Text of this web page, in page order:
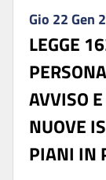
Gio 22 Gen
LEGGE
AVVISO
NUOVE
PIANI IN